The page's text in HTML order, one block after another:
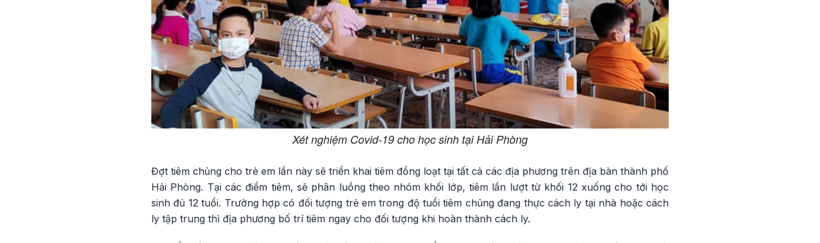
Xét nghiệm Covid-19 cho học sinh tại Hải Phòng
Đợt tiêm chủng cho trẻ em lần này sẽ triển khai tiêm đồng loạt tại tất cả các địa phương trên địa bàn thành phố
Hải Phòng. Tại các điểm tiêm, sẽ phân luồng theo nhóm khối lớp, tiêm lần lượt từ khối 12 xuống cho tới học
sinh đủ 12 tuổi. Trường hợp có đối tượng trẻ em trong độ tuổi tiêm chủng đang thực cách ly tại nhà hoặc cách
ly tập trung thì địa phương bố trí tiêm ngay cho đối tượng khi hoàn thành cách ly.